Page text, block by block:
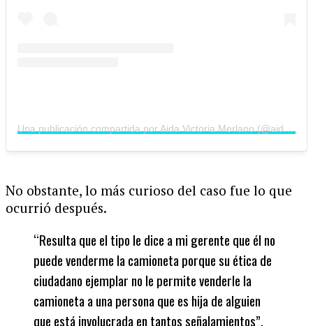
No obstante, lo más curioso del caso fue lo que
ocurrió después.
“Resulta que el tipo le dice a mi gerente que él no
puede venderme la camioneta porque su ética de
ciudadano ejemplar no le permite venderle la
camioneta a una persona que es hija de alguien
que está involucrada en tantos señalamientos”,